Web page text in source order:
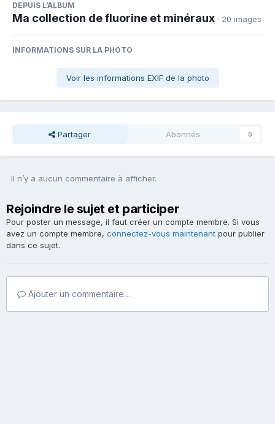
DEPUIS L’ALBUM
Ma collection de fluorine et minéraux · 20 images
INFORMATIONS SUR LA PHOTO
Voir les informations EXIF de la photo
Partager Abonnés 0
Il n’y a aucun commentaire à afficher.
Rejoindre le sujet et participer
Pour poster un message, il faut créer un compte membre. Si vous
avez un compte membre, connectez-vous maintenant pour publier
dans ce sujet.
Ajouter un commentaire…